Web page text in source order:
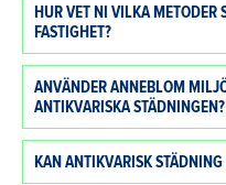
HUR VET NI VILKA METODER
FASTIGHET?
ANVÄNDER ANNEBLOM
ANTIKVARISKA STÄDNINGEN?
KAN ANTIKVARISK